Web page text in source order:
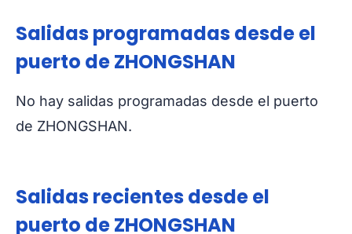
Salidas programadas desde el
puerto de ZHONGSHAN
No hay salidas programadas desde el puerto
de ZHONGSHAN.
Salidas recientes desde el
puerto de ZHONGSHAN